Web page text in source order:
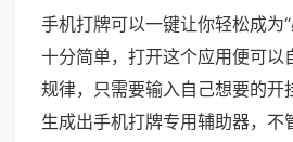
手机打牌可以一键让你轻松成为
十分简单，打开这个应用便可以
规律，只需要输入自己想要的开
生成出手机打牌专用辅助器，不